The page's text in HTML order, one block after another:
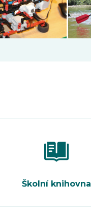
Školní knihovna